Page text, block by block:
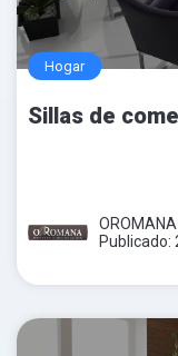
Hogar
Sillas de
OROMANA